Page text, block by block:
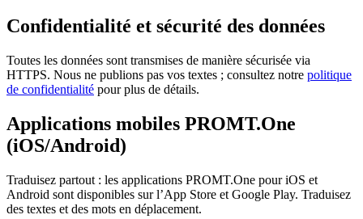
Confidentialité et sécurité des données
Toutes les données sont transmises de manière sécurisée via
HTTPS. Nous ne publions pas vos textes ; consultez notre politique
de confidentialité pour plus de détails.
Applications mobiles PROMT.One
(iOS/Android)
Traduisez partout : les applications PROMT.One pour iOS et
Android sont disponibles sur l’App Store et Google Play. Traduisez
des textes et des mots en déplacement.